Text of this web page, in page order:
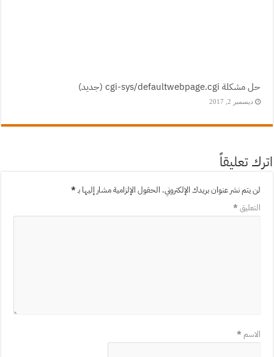
حل مشكلة cgi-sys/defaultwebpage.cgi (جديد)
ديسمبر 2, 2017
تعليقاً
لن يتم نشر عنوان بريدك الإلكتروني.الحقول الإلزامية مشار إليها بـ*
التعليق*
الاسم*